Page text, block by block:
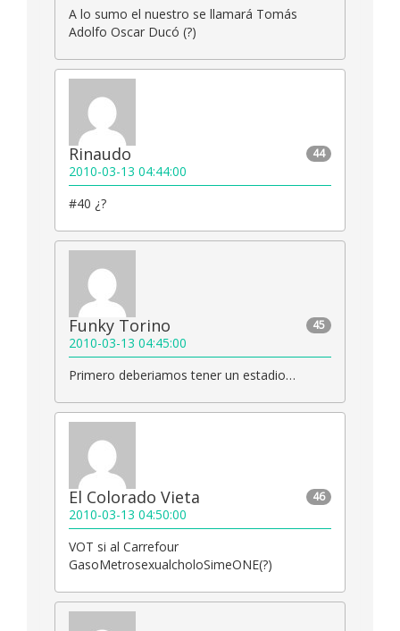
A lo sumo el nuestro se llamará Tomás
Adolfo Oscar Ducó (?)
44
Rinaudo
2010-03-13 04:44:00
#40 ¿?
45
Funky Torino
2010-03-13 04:45:00
Primero deberiamos tener un estadio…
46
El Colorado Vieta
2010-03-13 04:50:00
VOT si al Carrefour
GasoMetrosexualcholoSimeONE(?)